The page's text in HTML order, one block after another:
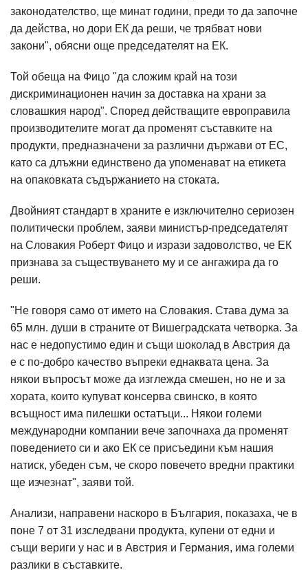
законодателство, ще минат години, преди то да започне
да действа, но дори ЕК да реши, че трябват нови
закони", обясни още председателят на ЕК.
Той обеща на Фицо "да сложим край на този
дискриминационен начин за доставка на храни за
словашкия народ". Според действащите европравила
производителите могат да променят съставките на
продукти, предназначени за различни държави от ЕС,
като са длъжни единствено да упоменават на етикета
на опаковката съдържанието на стоката.
Двойният стандарт в храните е изключително сериозен
политически проблем, заяви министър-председателят
на Словакия Роберт Фицо и изрази задоволство, че ЕК
признава за съществуването му и се ангажира да го
реши.
"Не говоря само от името на Словакия. Става дума за
65 млн. души в страните от Вишеградската четворка. За
нас е недопустимо един и същи шоколад в Австрия да
е с по-добро качество въпреки еднаквата цена. За
някои въпросът може да изглежда смешен, но не и за
хората, които купуват консерва свинско, в която
всъщност има пилешки остатъци... Някои големи
международни компании вече започнаха да променят
поведението си и ако ЕК се присъедини към нашия
натиск, убеден съм, че скоро повечето вредни практики
ще изчезнат", заяви той.
Анализи, направени наскоро в България, показаха, че в
поне 7 от 31 изследвани продукта, купени от едни и
същи вериги у нас и в Австрия и Германия, има големи
разлики в съставките.